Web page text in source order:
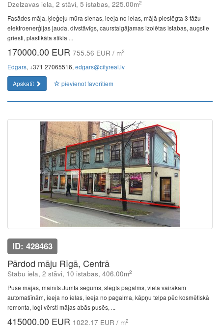
Dzelzavas iela, 2 stāvi, 5 istabas, 225.00m2
Fasādes māja, ķieģeļu mūra sienas, ieeja no ielas, mājā pieslēgta 3 fāžu
elektroenerģijas jauda, divstāvīgs, caurstaigājamas izolētas istabas, augstie
griesti, plastikāta stikla ...
170000.00 EUR 755.56 EUR / m2
Edgars, +371 27065516, edgars@cityreal.lv
Apskatīt
pievienot favorītiem
ID: 428463
Pārdod māju Rīgā, Centrā
Stabu iela, 2 stāvi, 10 istabas, 406.00m2
Puse mājas, mainīts Jumta segums, slēgts pagalms, vieta vairākām
automašīnām, ieeja no ielas, ieeja no pagalma, kāpņu telpa pēc kosmētiskā
remonta, logi vērsti mājas abās pusēs, ...
415000.00 EUR 1022.17 EUR / m2